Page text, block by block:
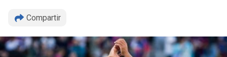
Compartir
Copiar